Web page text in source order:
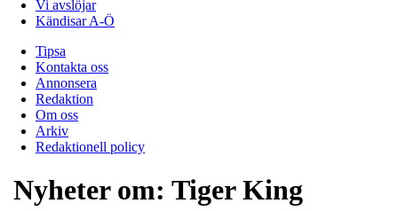
Vi avslöjar
Kändisar A-Ö
Tipsa
Kontakta oss
Annonsera
Redaktion
Om oss
Arkiv
Redaktionell policy
Nyheter om: Tiger King